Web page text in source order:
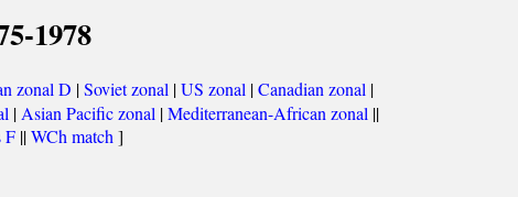
1978
zonal D |Soviet zonal |US zonal |Canadian zonal |
| Asian Pacific zonal |Mediterranean-African zonal ||
F||WCh match ]